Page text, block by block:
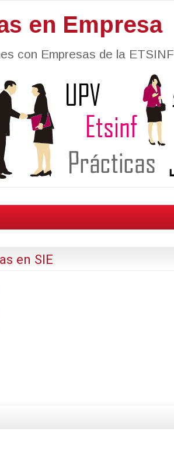
en Empresa
con Empresas de la ETSINF
en SIE